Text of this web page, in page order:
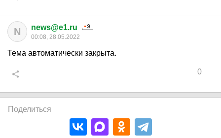
N news@e1.ru
00:08, 28.05.2022
Тема автоматически закрыта.
0
Поделиться